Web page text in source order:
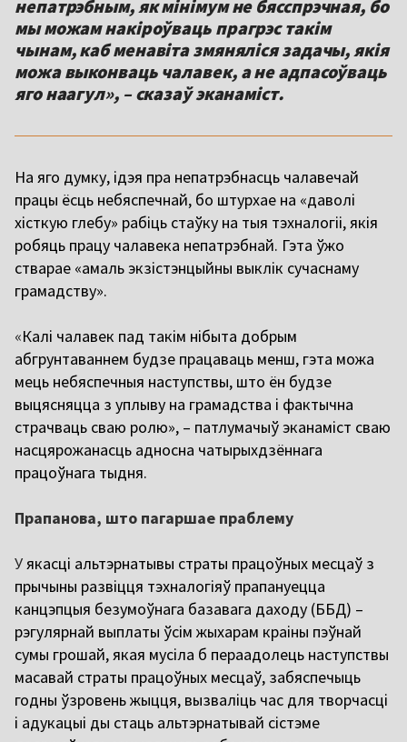
непатрэбным, як мінімум не бясспрэчная, бо
мы можам накіроўваць прагрэс такім
чынам, каб менавіта змяняліся задачы, якія
можа выконваць чалавек, а не адпасоўваць
яго наагул», – сказаў эканаміст.
На яго думку, ідэя пра непатрэбнасць чалавечай
працы ёсць небяспечнай, бо штурхае на «даволі
хісткую глебу» рабіць стаўку на тыя тэхналогіі, якія
робяць працу чалавека непатрэбнай. Гэта ўжо
стварае «амаль экзістэнцыйны выклік сучаснаму
грамадству».
«Калі чалавек пад такім нібыта добрым
абгрунтаваннем будзе працаваць менш, гэта можа
мець небяспечныя наступствы, што ён будзе
выцясняцца з уплыву на грамадства і фактычна
страчваць сваю ролю», – патлумачыў эканаміст сваю
насцярожанасць адносна чатырыхдзённага
працоўнага тыдня.
Прапанова, што пагаршае праблему
Уякасці альтэрнатывы страты працоўных месцаў з
прычыны развіцця тэхналогіяў прапануецца
канцэпцыя безумоўнага базавага даходу (ББД) –
рэгулярнай выплаты ўсім жыхарам краіны пэўнай
сумы грошай, якая мусіла б пераадолець наступствы
масавай страты працоўных месцаў, забяспечыць
годны ўзровень жыцця, вызваліць час для творчасці
і адукацыі ды стаць альтэрнатывай сістэме